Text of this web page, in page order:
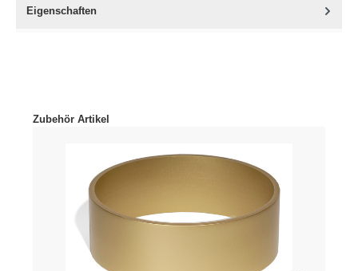
Eigenschaften
Produktgalerie überspringen
Zubehör Artikel